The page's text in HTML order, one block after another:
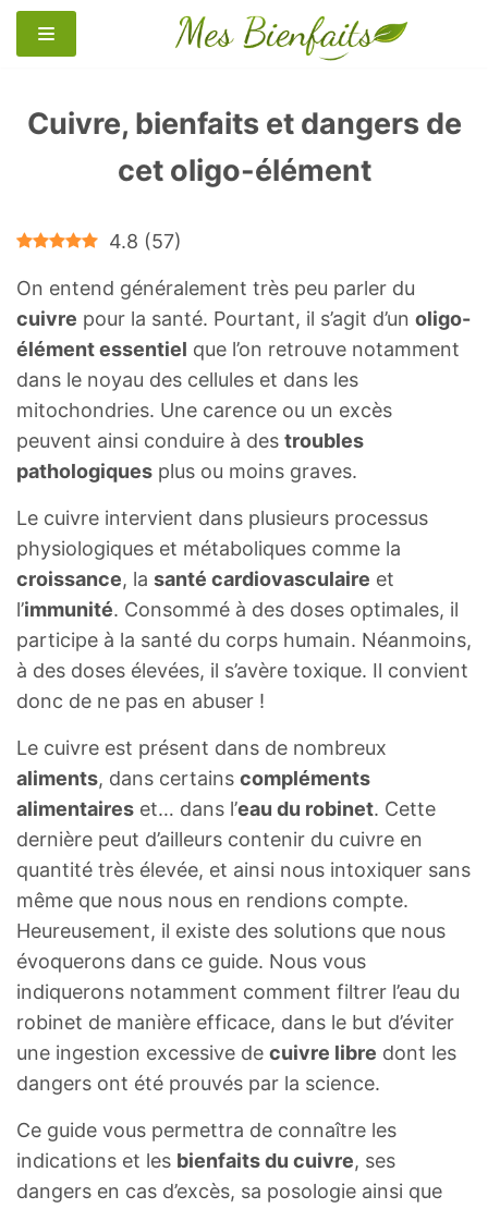
Aller
au
Cuivre, bienfaits et dangers de
cet oligo-élément
4.8 (57)
On entend généralement très peu parler du
cuivre pour la santé. Pourtant, il s’agit d’un oligo-
élément essentiel que l’on retrouve notamment
dans le noyau des cellules et dans les
mitochondries. Une carence ou un excès
peuvent ainsi conduire à des troubles
pathologiques plus ou moins graves.
Le cuivre intervient dans plusieurs processus
physiologiques et métaboliques comme la
croissance, la santé cardiovasculaire et
l’immunité. Consommé à des doses optimales, il
participe à la santé du corps humain. Néanmoins,
à des doses élevées, il s’avère toxique. Il convient
donc de ne pas en abuser !
Le cuivre est présent dans de nombreux
aliments, dans certains compléments
alimentaires et… dans l’eau du robinet. Cette
dernière peut d’ailleurs contenir du cuivre en
quantité très élevée, et ainsi nous intoxiquer sans
même que nous nous en rendions compte.
Heureusement, il existe des solutions que nous
évoquerons dans ce guide. Nous vous
indiquerons notamment comment filtrer l’eau du
robinet de manière efficace, dans le but d’éviter
une ingestion excessive de cuivre libre dont les
dangers ont été prouvés par la science.
Ce guide vous permettra de connaître les
indications et les bienfaits du cuivre, ses
dangers en cas d’excès, sa posologie ainsi que